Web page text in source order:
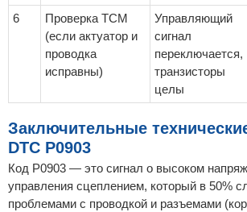
6
Проверка TCM
(если актуатор и
проводка
исправны)
Управляющий
сигнал
переключается,
транзисторы
целы
Заключительные
DTC P0903
Код P0903 — это сигнал о высоком
управления сцеплением, который в 50%
проблемами с проводкой и разъемами